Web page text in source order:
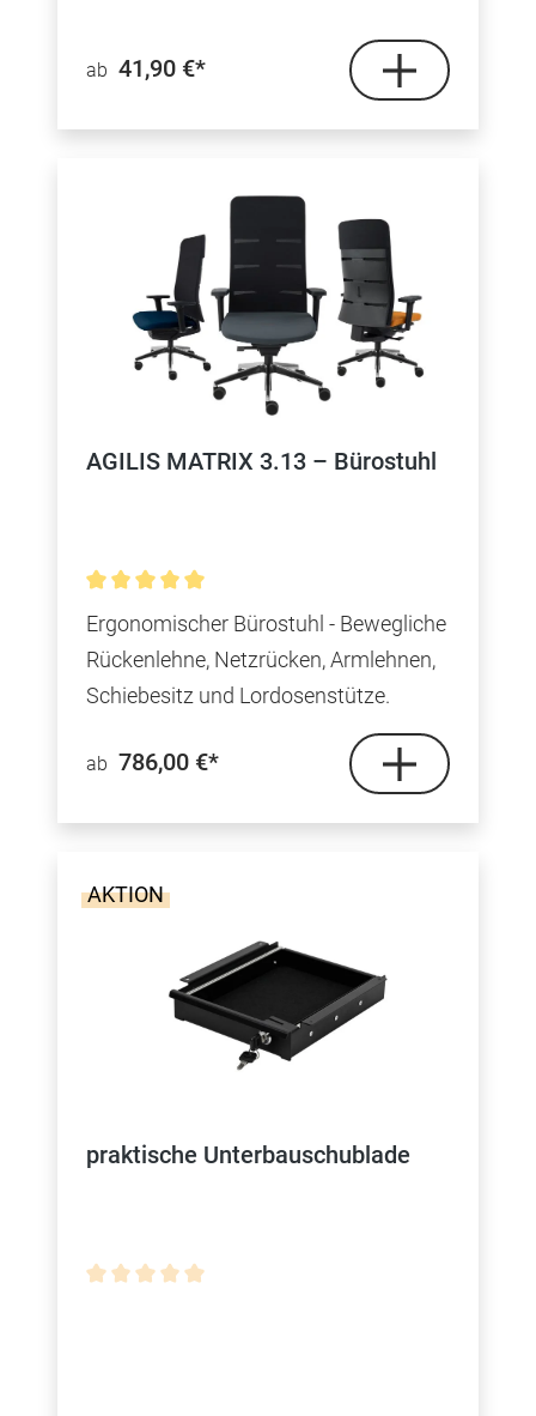
ab 41,90 €*
AGILIS MATRIX 3.13 – Bürostuhl
Durchschnittliche Bewertung von 5 von 5
Ergonomischer Bürostuhl - Bewegliche
Rückenlehne, Netzrücken, Armlehnen,
Schiebesitz und Lordosenstütze.
ab 786,00 €*
AKTION
praktische Unterbauschublade